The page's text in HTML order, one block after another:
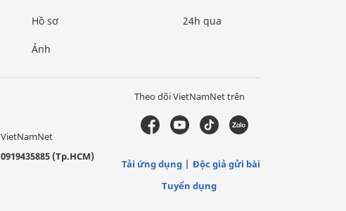
Hồ sơ
Ảnh
24h qua
0919435885 (Tp.HCM)
Theo dõi VietNamNet trên
Tải ứng dụng
Độc giả gửi bài
Tuyển dụng